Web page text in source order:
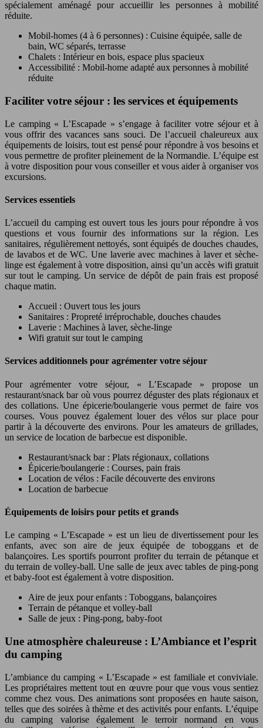
spécialement aménagé pour accueillir les personnes à mobilité
réduite.
Mobil-homes (4 à 6 personnes) : Cuisine équipée, salle de
bain, WC séparés, terrasse
Chalets : Intérieur en bois, espace plus spacieux
Accessibilité : Mobil-home adapté aux personnes à mobilité
réduite
Faciliter votre séjour : les services et équipements
Le camping « L’Escapade » s’engage à faciliter votre séjour et à
vous offrir des vacances sans souci. De l’accueil chaleureux aux
équipements de loisirs, tout est pensé pour répondre à vos besoins et
vous permettre de profiter pleinement de la Normandie. L’équipe est
à votre disposition pour vous conseiller et vous aider à organiser vos
excursions.
Services essentiels
L’accueil du camping est ouvert tous les jours pour répondre à vos
questions et vous fournir des informations sur la région. Les
sanitaires, régulièrement nettoyés, sont équipés de douches chaudes,
de lavabos et de WC. Une laverie avec machines à laver et sèche-
linge est également à votre disposition, ainsi qu’un accès wifi gratuit
sur tout le camping. Un service de dépôt de pain frais est proposé
chaque matin.
Accueil : Ouvert tous les jours
Sanitaires : Propreté irréprochable, douches chaudes
Laverie : Machines à laver, sèche-linge
Wifi gratuit sur tout le camping
Services additionnels pour agrémenter votre séjour
Pour agrémenter votre séjour, « L’Escapade » propose un
restaurant/snack bar où vous pourrez déguster des plats régionaux et
des collations. Une épicerie/boulangerie vous permet de faire vos
courses. Vous pouvez également louer des vélos sur place pour
partir à la découverte des environs. Pour les amateurs de grillades,
un service de location de barbecue est disponible.
Restaurant/snack bar : Plats régionaux, collations
Épicerie/boulangerie : Courses, pain frais
Location de vélos : Facile découverte des environs
Location de barbecue
Équipements de loisirs pour petits et grands
Le camping « L’Escapade » est un lieu de divertissement pour les
enfants, avec son aire de jeux équipée de toboggans et de
balançoires. Les sportifs pourront profiter du terrain de pétanque et
du terrain de volley-ball. Une salle de jeux avec tables de ping-pong
et baby-foot est également à votre disposition.
Aire de jeux pour enfants : Toboggans, balançoires
Terrain de pétanque et volley-ball
Salle de jeux : Ping-pong, baby-foot
Une atmosphère chaleureuse : L’Ambiance et l’esprit
du camping
L’ambiance du camping « L’Escapade » est familiale et conviviale.
Les propriétaires mettent tout en œuvre pour que vous vous sentiez
comme chez vous. Des animations sont proposées en haute saison,
telles que des soirées à thème et des activités pour enfants. L’équipe
du camping valorise également le terroir normand en vous